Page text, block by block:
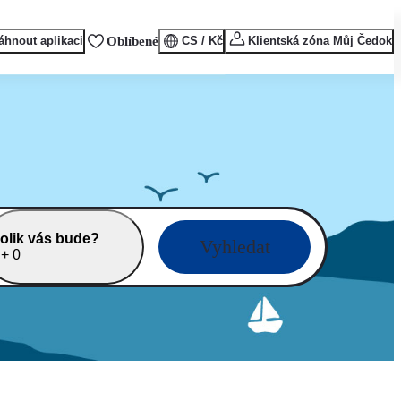
aplikaci Oblíbené CS / Kč Klientská zóna Můj Čedok
vás bude?
0
Vyhledat